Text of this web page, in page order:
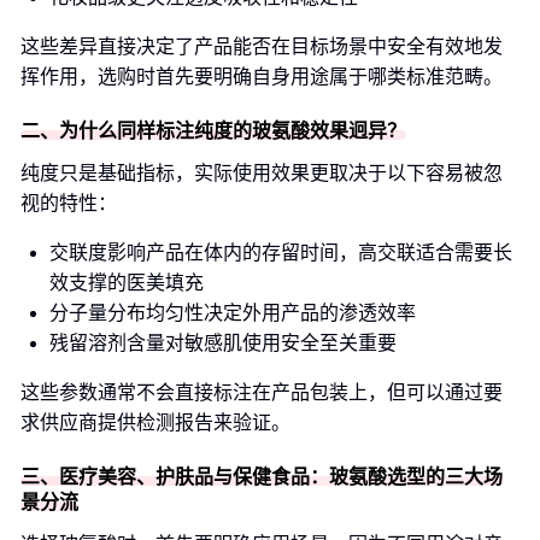
这些差异直接决定了产品能否在目标场景中安全有效地发
挥作用，选购时首先要明确自身用途属于哪类标准范畴。
二、为什么同样标注纯度的玻氨酸效果迥异？
纯度只是基础指标，实际使用效果更取决于以下容易被忽
视的特性：
交联度影响产品在体内的存留时间，高交联适合需要长
效支撑的医美填充
分子量分布均匀性决定外用产品的渗透效率
残留溶剂含量对敏感肌使用安全至关重要
这些参数通常不会直接标注在产品包装上，但可以通过要
求供应商提供检测报告来验证。
三、医疗美容、护肤品与保健食品：玻氨酸选型的三大场
景分流